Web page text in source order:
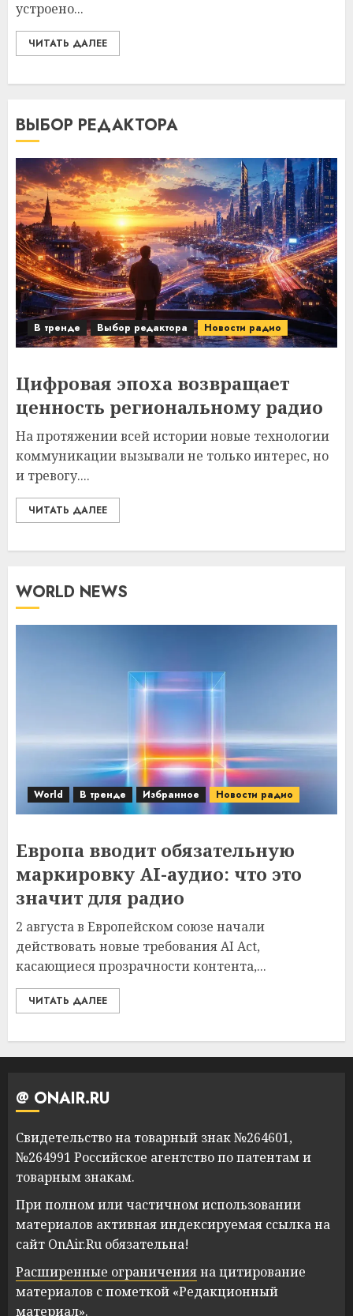
устроено...
ЧИТАТЬ ДАЛЕЕ
ВЫБОР РЕДАКТОРА
В тренде Выбор редактора Новости радио
Цифровая эпоха возвращает
ценность региональному радио
На протяжении всей истории новые технологии
коммуникации вызывали не только интерес, но
и тревогу....
ЧИТАТЬ ДАЛЕЕ
WORLD NEWS
World В тренде Избранное Новости радио
Европа вводит обязательную
маркировку AI-аудио: что это
значит для радио
2 августа в Европейском союзе начали
действовать новые требования AI Act,
касающиеся прозрачности контента,...
ЧИТАТЬ ДАЛЕЕ
@ ONAIR.RU
Свидетельство на товарный знак №264601,
№264991 Российское агентство по патентам и
товарным знакам.
При полном или частичном использовании
материалов активная индексируемая ссылка на
сайт OnAir.Ru обязательна!
Расширенные ограниченияна цитирование
материалов с пометкой «Редакционный
материал».